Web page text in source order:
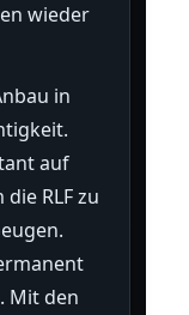
wieder
in
auf
RLF zu
Mit den